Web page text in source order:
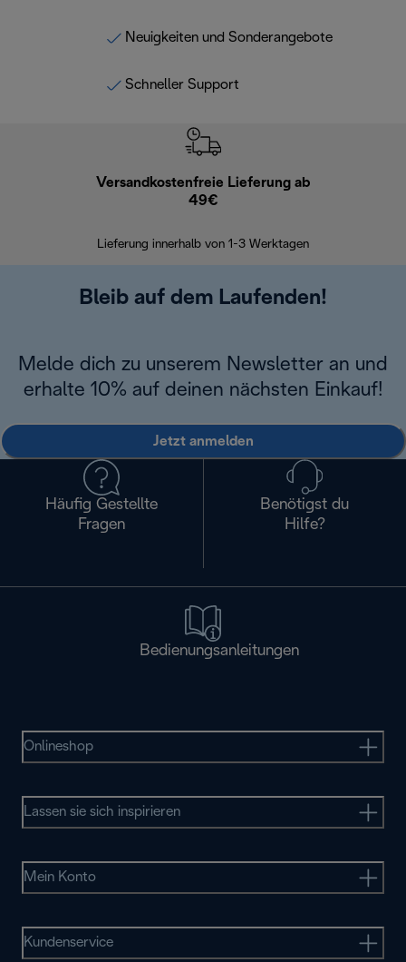
Neuigkeiten und Sonderangebote
Schneller Support
Versandkostenfreie Lieferung ab
49€
Lieferung innerhalb von 1-3 Werktagen
Bleib auf dem Laufenden!
Melde dich zu unserem Newsletter an und
erhalte 10% auf deinen nächsten Einkauf!
Jetzt anmelden
Häufig Gestellte
Fragen
Benötigst du
Hilfe?
Bedienungsanleitungen
Onlineshop
Lassen sie sich inspirieren
Mein Konto
Kundenservice